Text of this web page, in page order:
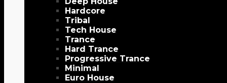
Hardcore
Tribal
Tech House
Trance
Hard Trance
Progressive Trance
Minimal
Euro House